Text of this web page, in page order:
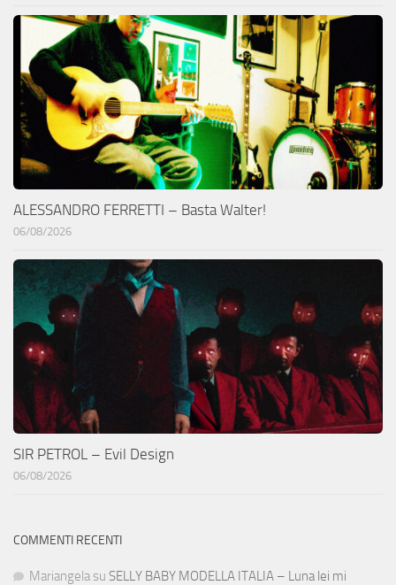
ALESSANDRO FERRETTI – Basta Walter!
06/08/2026
SIR PETROL – Evil Design
06/08/2026
COMMENTI RECENTI
Mariangela su SELLY BABY MODELLA ITALIA – Luna lei mi